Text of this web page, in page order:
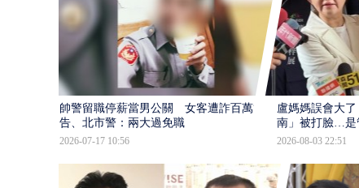
帥警留職停薪當男公關 女客遭詐百萬提
告、北市警：兩大過免職
2026-07-17 10:56
盧媽媽誤會大
南」被打臉…是
2026-08-03 22:51